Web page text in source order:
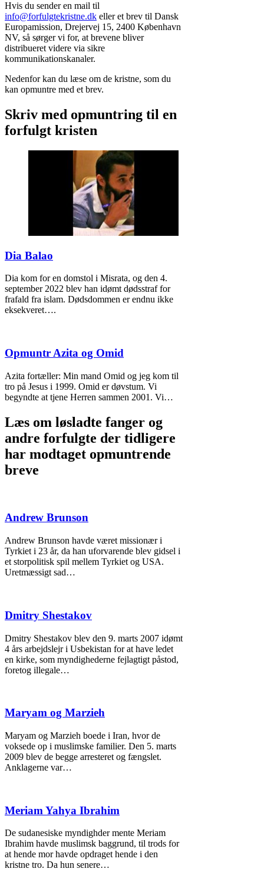
Hvis du sender en mail til
info@forfulgtekristne.dk eller et brev til Dansk
Europamission, Drejervej 15, 2400 København
NV, så sørger vi for, at brevene bliver
distribueret videre via sikre
kommunikationskanaler.
Nedenfor kan du læse om de kristne, som du
kan opmuntre med et brev.
Skriv med opmuntring til en
forfulgt kristen
Dia Balao
Dia kom for en domstol i Misrata, og den 4.
september 2022 blev han idømt dødsstraf for
frafald fra islam. Dødsdommen er endnu ikke
eksekveret….
Opmuntr Azita og Omid
Azita fortæller: Min mand Omid og jeg kom til
tro på Jesus i 1999. Omid er døvstum. Vi
begyndte at tjene Herren sammen 2001. Vi…
Læs om løsladte fanger og
andre forfulgte der tidligere
har modtaget opmuntrende
breve
Andrew Brunson
Andrew Brunson havde været missionær i
Tyrkiet i 23 år, da han uforvarende blev gidsel i
et storpolitisk spil mellem Tyrkiet og USA.
Uretmæssigt sad…
Dmitry Shestakov
Dmitry Shestakov blev den 9. marts 2007 idømt
4 års arbejdslejr i Usbekistan for at have ledet
en kirke, som myndighederne fejlagtigt påstod,
foretog illegale…
Maryam og Marzieh
Maryam og Marzieh boede i Iran, hvor de
voksede op i muslimske familier. Den 5. marts
2009 blev de begge arresteret og fængslet.
Anklagerne var…
Meriam Yahya Ibrahim
De sudanesiske myndighder mente Meriam
Ibrahim havde muslimsk baggrund, til trods for
at hende mor havde opdraget hende i den
kristne tro. Da hun senere…